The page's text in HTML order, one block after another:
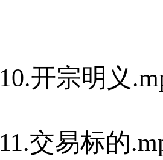
10.开宗明义
11.交易标的